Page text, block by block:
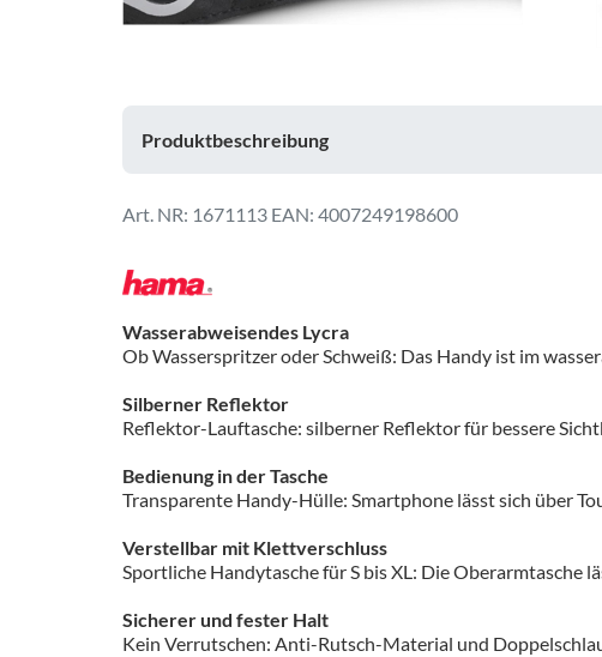
Produktbeschreibung
1671113 EAN: 4007249198600
Wasserabweisendes Lycra
Ob Wasserspritzer oder Schweiß: Das Handy ist im
Silberner Reflektor
Reflektor-Lauftasche: silberner Reflektor für bessere
Bedienung in der Tasche
Transparente Handy-Hülle: Smartphone lässt sich über
Verstellbar mit Klettverschluss
Sportliche Handytasche für S bis XL: Die Oberarmtasche
Sicherer und fester Halt
Kein Verrutschen: Anti-Rutsch-Material und